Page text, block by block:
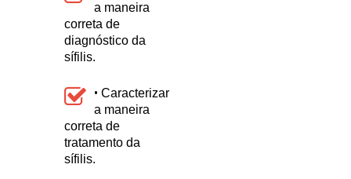
a maneira
correta de
diagnóstico da
sífilis.
•Caracterizar
a maneira
correta de
tratamento da
sífilis.